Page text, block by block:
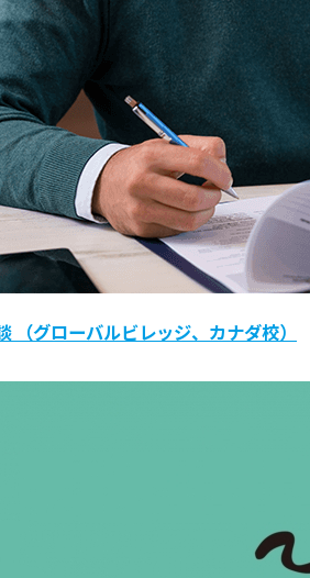
（グローバルビレッジ、カナダ校）